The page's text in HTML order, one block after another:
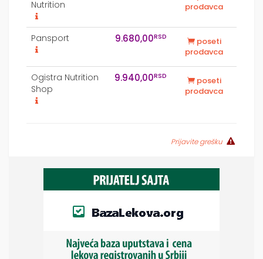
Nutrition
prodavca
Pansport 9.680,00RSD
poseti
prodavca
Ogistra Nutrition
Shop
9.940,00RSD
poseti
prodavca
Prijavite grešku